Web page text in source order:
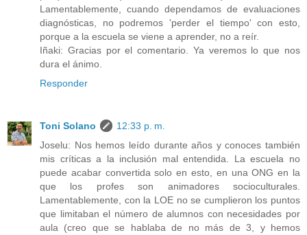
Lamentablemente, cuando dependamos de evaluaciones
diagnósticas, no podremos 'perder el tiempo' con esto,
porque a la escuela se viene a aprender, no a reír.
Iñaki: Gracias por el comentario. Ya veremos lo que nos
dura el ánimo.
Responder
Toni Solano
12:33 p. m.
Joselu: Nos hemos leído durante años y conoces también
mis críticas a la inclusión mal entendida. La escuela no
puede acabar convertida solo en esto, en una ONG en la
que los profes son animadores socioculturales.
Lamentablemente, con la LOE no se cumplieron los puntos
que limitaban el número de alumnos con necesidades por
aula (creo que se hablaba de no más de 3, y hemos